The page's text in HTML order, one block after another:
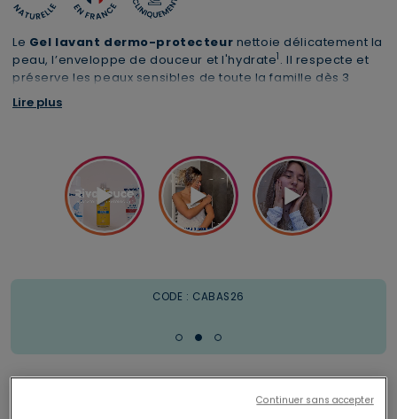
Le Gel lavant dermo-protecteur nettoie délicatement la
peau, l’enveloppe de douceur et l'hydrate1 . Il respecte et
préserve les peaux sensibles de toute la famille dès 3
ans. Craquez pour son format familial 1L à partager sans
modération !
Lire plus
1 trousse XL offerte dès 69€
CODE : CABAS26
Livraison offerte en Mondial Relay
Continuer sans accepter